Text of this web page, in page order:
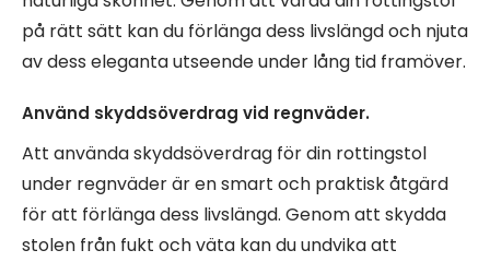
på rätt sätt kan du förlänga dess livslängd och njuta
av dess eleganta utseende under lång tid framöver.
Använd skyddsöverdrag vid regnväder.
Att använda skyddsöverdrag för din rottingstol
under regnväder är en smart och praktisk åtgärd
för att förlänga dess livslängd. Genom att skydda
stolen från fukt och väta kan du undvika att